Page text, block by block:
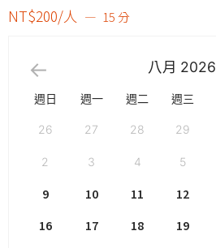
NT$200/人 15 分
八月 2026
週日 週一 週二 週三
26 27 28 29
2 3 4 5
9
10 11 12
16
17 18 19